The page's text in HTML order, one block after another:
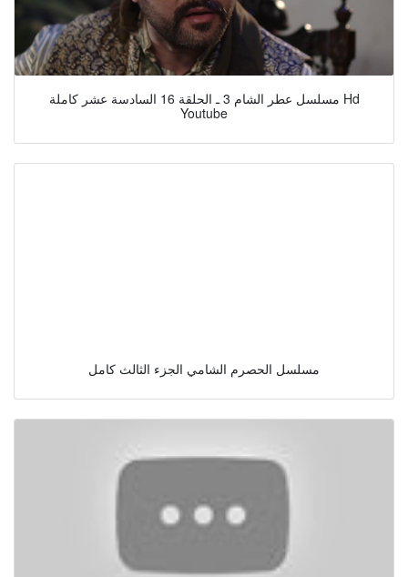
مسلسل عطر الشام 3 ـ الحلقة 16 السادسة عشر كاملة Hd
Youtube
مسلسل الحصرم الشامي الجزء الثالث كامل